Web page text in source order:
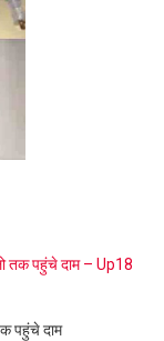
पहुंचे दाम